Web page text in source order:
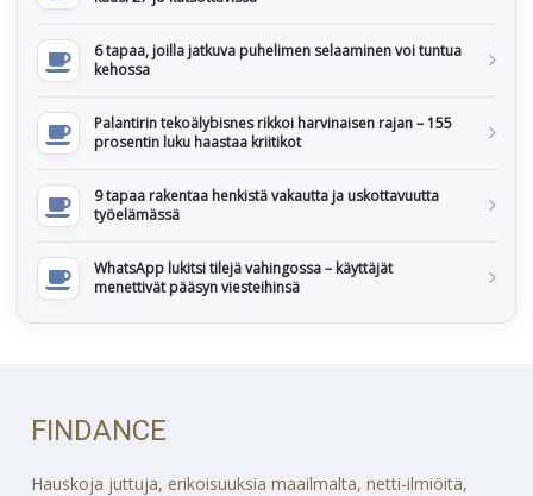
6 tapaa, joilla jatkuva puhelimen selaaminen voi tuntua
kehossa
Palantirin tekoälybisnes rikkoi harvinaisen rajan – 155
prosentin luku haastaa kriitikot
9 tapaa rakentaa henkistä vakautta ja uskottavuutta
työelämässä
WhatsApp lukitsi tilejä vahingossa – käyttäjät
menettivät pääsyn viesteihinsä
FINDANCE
Hauskoja juttuja, erikoisuuksia maailmalta, netti-ilmiöitä,